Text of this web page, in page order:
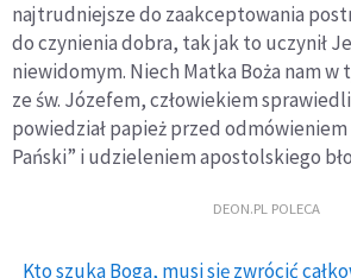
najtrudniejsze do zaakceptowania
do czynienia dobra, tak jak to uczynił
niewidomym. Niech Matka Boża nam w
ze św. Józefem, człowiekiem
powiedział papież przed
Pański” i udzieleniem apostolskiego
DEON.PL POLECA
Kto szuka Boga, musi się zwrócić